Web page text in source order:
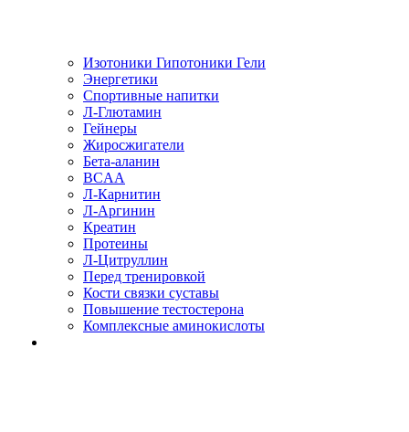
Изотоники Гипотоники Гели
Энергетики
Спортивные напитки
Л-Глютамин
Гейнеры
Жиросжигатели
Бета-аланин
BCAA
Л-Карнитин
Л-Аргинин
Креатин
Протеины
Л-Цитруллин
Перед тренировкой
Кости связки суставы
Повышение тестостерона
Комплексные аминокислоты